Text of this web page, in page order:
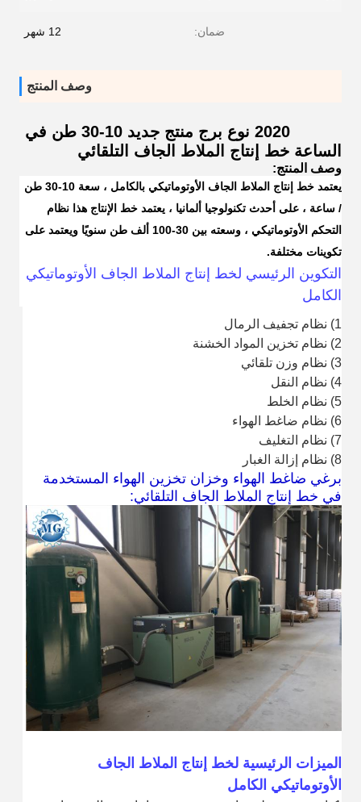
ضمان: 12 شهر
وصف المنتج
2020 نوع برج منتج جديد 10-30 طن في
الساعة خط إنتاج الملاط الجاف التلقائي
وصف المنتج:
يعتمد خط إنتاج الملاط الجاف الأوتوماتيكي بالكامل
، سعة 10-30 طن
/ ساعة ، على أحدث تكنولوجيا ألمانيا ، يعتمد خط الإنتاج هذا نظام
التحكم الأوتوماتيكي ، وسعته بين 30-100 ألف طن سنويًا ويعتمد على
تكوينات مختلفة.
التكوين الرئيسي لخط إنتاج الملاط الجاف الأوتوماتيكي
الكامل
1) نظام تجفيف الرمال
2) نظام تخزين المواد الخشنة
3) نظام وزن تلقائي
4) نظام النقل
5) نظام الخلط
6) نظام ضاغط الهواء
7) نظام التغليف
8) نظام إزالة الغبار
برغي ضاغط الهواء وخزان تخزين الهواء المستخدمة
في خط إنتاج الملاط الجاف التلقائي:
الميزات الرئيسية لخط إنتاج الملاط الجاف
الأوتوماتيكي الكامل